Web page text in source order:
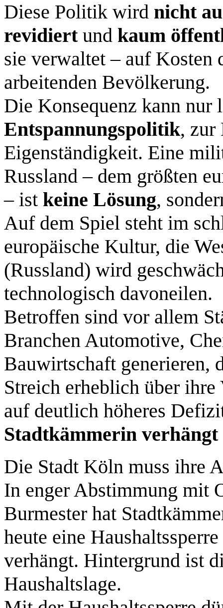
Diese Politik wird nicht
revidiertund kaum
sie verwaltet – auf Kosten
arbeitenden Bevölkerung.
Die Konsequenz kann nur
Entspannungspolitik, zur
Eigenständigkeit. Eine
Russland – dem größten
– ist keine Lösung,
Auf dem Spiel steht im
europäische Kultur, die
(Russland) wird
technologisch davoneilen.
Betroffen sind vor allem
Branchen Automotive,
Bauwirtschaft generieren,
Streich erheblich über
auf deutlich höheres
Stadtkämmerin
Die Stadt Köln muss ihre
In enger Abstimmung mit
Burmester hat
heute eine
verhängt. Hintergrund ist
Haushaltslage.